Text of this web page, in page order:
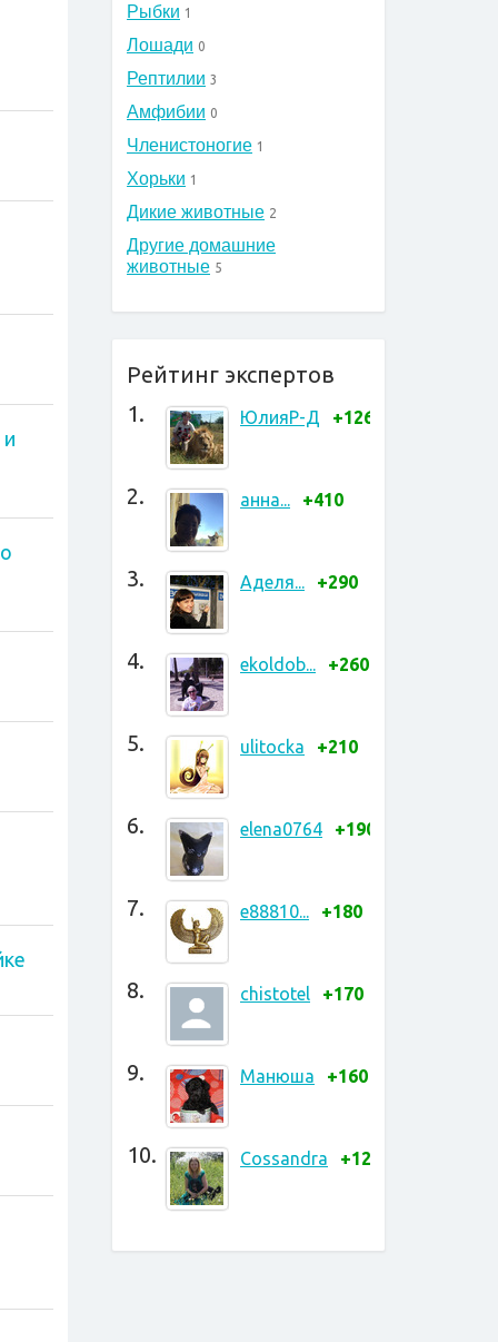
Рыбки 1
Лошади 0
Рептилии 3
Амфибии 0
Членистоногие 1
Хорьки 1
Дикие животные 2
Другие домашние
животные 5
Рейтинг экспертов
1.
ЮлияР-Д +1265
2. анна... +410
3. Аделя... +290
4. ekoldob... +260
5. ulitocka +210
6. elena0764 +190
7. e88810... +180
8. chistotel +170
9. Манюша +160
10. Cossandra +125